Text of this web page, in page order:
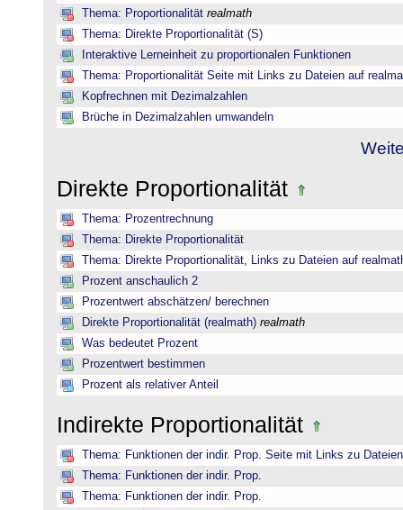
Thema: Proportionalität realmath
Thema: Direkte Proportionalität (S)
Interaktive Lerneinheit zu proportionalen Funktionen
Thema: Proportionalität Seite mit Links zu Dateien auf
Kopfrechnen mit Dezimalzahlen
Brüche in Dezimalzahlen umwandeln
Direkte Proportionalität
Thema: Prozentrechnung
Thema: Direkte Proportionalität
Thema: Direkte Proportionalität, Links zu Dateien auf
Prozent anschaulich 2
Prozentwert abschätzen/ berechnen
Direkte Proportionalität (realmath) realmath
Was bedeutet Prozent
Prozentwert bestimmen
Prozent als relativer Anteil
Indirekte Proportionalität
Thema: Funktionen der indir. Prop. Seite mit Links zu
Thema: Funktionen der indir. Prop.
Thema: Funktionen der indir. Prop.